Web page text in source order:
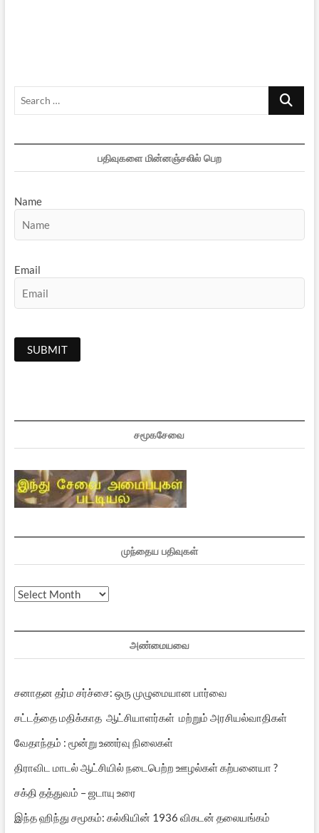
Search
பதிவுகளை மின்னஞ்சலில் பெற
Name
Email
சமூகசேவை
முந்தைய பதிவுகள்
முந்தைய
அண்மையவை
சனாதன தர்ம சர்ச்சை: ஒரு முழுமையான பார்வை
சட்டத்தை மதிக்காத ஆட்சியாளர்கள் மற்றும் அரசியல்வாதிகள்
வேதாந்தம் : மூன்று உணர்வு நிலைகள்
திராவிட மாடல் ஆட்சியில் நடைபெற்ற ஊழல்கள் கற்பனையா ?
சக்தி தத்துவம் – ஜடாயு உரை
இந்த ஹிந்து சமூகம்: கல்கியின் 1936 விகடன் தலையங்கம்